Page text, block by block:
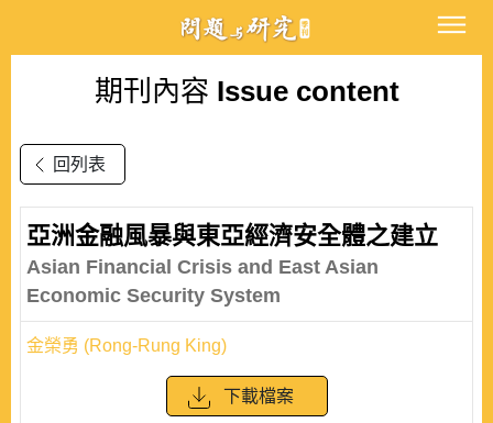
期刊內容 Issue content
回列表
亞洲金融風暴與東亞經濟安全體之建立
Asian Financial Crisis and East Asian
Economic Security System
金榮勇 (Rong-Rung King)
下載檔案